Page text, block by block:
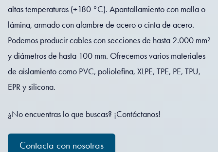
altas temperaturas (+180 °C). Apantallamiento con malla o
lámina, armado con alambre de acero o cinta de acero.
Podemos producir cables con secciones de hasta 2.000 mm²
y diámetros de hasta 100 mm. Ofrecemos varios materiales
de aislamiento como PVC, poliolefina, XLPE, TPE, PE, TPU,
EPR y silicona.
¿No encuentras lo que buscas? ¡Contáctanos!
Contacta con nosotras